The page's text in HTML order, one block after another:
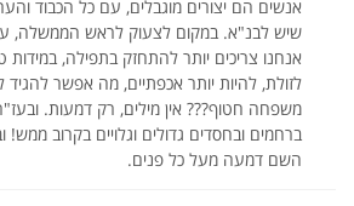
אנשים הם יצורים מוגבלים, עם כל הכבוד
שיש לבנ"א. במקום לצעוק לראש הממשלה,
אנחנו צריכים יותר להתחזק בתפילה, במידות
לזולת, להיות יותר אכפתיים, מה אפשר
משפחה חטוף??? אין מילים, רק דמעות.
ברחמים ובחסדים גדולים וגלויים בקרוב
השם דמעה מעל כל פנים.